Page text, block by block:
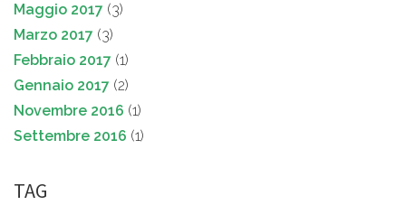
Maggio 2017 (3)
Marzo 2017 (3)
Febbraio 2017 (1)
Gennaio 2017 (2)
Novembre 2016 (1)
Settembre 2016 (1)
TAG